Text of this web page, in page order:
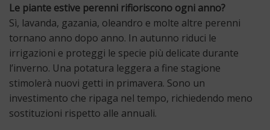
Le piante estive perenni rifioriscono ogni anno?
Sì, lavanda, gazania, oleandro e molte altre perenni
tornano anno dopo anno. In autunno riduci le
irrigazioni e proteggi le specie più delicate durante
l’inverno. Una potatura leggera a fine stagione
stimolerà nuovi getti in primavera. Sono un
investimento che ripaga nel tempo, richiedendo meno
sostituzioni rispetto alle annuali.